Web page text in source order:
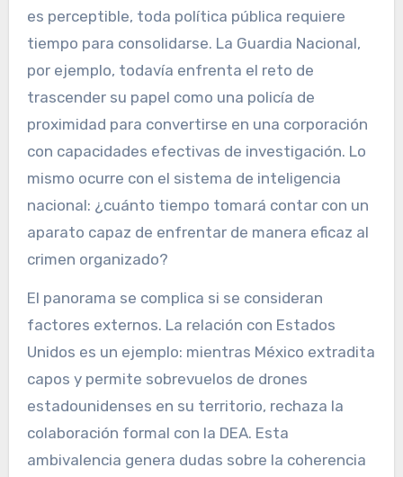
es perceptible, toda política pública requiere
tiempo para consolidarse. La Guardia Nacional,
por ejemplo, todavía enfrenta el reto de
trascender su papel como una policía de
proximidad para convertirse en una corporación
con capacidades efectivas de investigación. Lo
mismo ocurre con el sistema de inteligencia
nacional: ¿cuánto tiempo tomará contar con un
aparato capaz de enfrentar de manera eficaz al
crimen organizado?
El panorama se complica si se consideran
factores externos. La relación con Estados
Unidos es un ejemplo: mientras México extradita
capos y permite sobrevuelos de drones
estadounidenses en su territorio, rechaza la
colaboración formal con la DEA. Esta
ambivalencia genera dudas sobre la coherencia